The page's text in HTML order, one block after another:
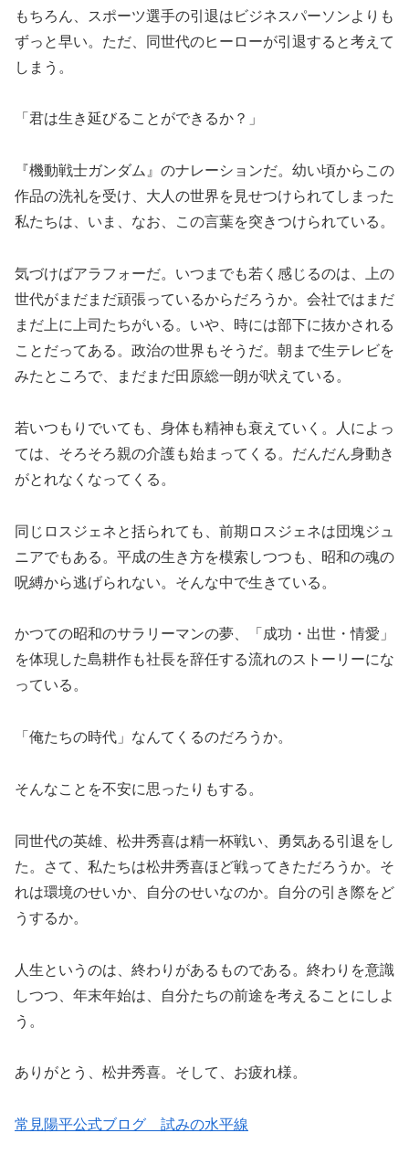
もちろん、スポーツ選手の引退はビジネスパーソンよりも
ずっと早い。ただ、同世代のヒーローが引退すると考えて
しまう。
「君は生き延びることができるか？」
『機動戦士ガンダム』のナレーションだ。幼い頃からこの
作品の洗礼を受け、大人の世界を見せつけられてしまった
私たちは、いま、なお、この言葉を突きつけられている。
気づけばアラフォーだ。いつまでも若く感じるのは、上の
世代がまだまだ頑張っているからだろうか。会社ではまだ
まだ上に上司たちがいる。いや、時には部下に抜かされる
ことだってある。政治の世界もそうだ。朝まで生テレビを
みたところで、まだまだ田原総一朗が吠えている。
若いつもりでいても、身体も精神も衰えていく。人によっ
ては、そろそろ親の介護も始まってくる。だんだん身動き
がとれなくなってくる。
同じロスジェネと括られても、前期ロスジェネは団塊ジュ
ニアでもある。平成の生き方を模索しつつも、昭和の魂の
呪縛から逃げられない。そんな中で生きている。
かつての昭和のサラリーマンの夢、「成功・出世・情愛」
を体現した島耕作も社長を辞任する流れのストーリーにな
っている。
「俺たちの時代」なんてくるのだろうか。
そんなことを不安に思ったりもする。
同世代の英雄、松井秀喜は精一杯戦い、勇気ある引退をし
た。さて、私たちは松井秀喜ほど戦ってきただろうか。そ
れは環境のせいか、自分のせいなのか。自分の引き際をど
うするか。
人生というのは、終わりがあるものである。終わりを意識
しつつ、年末年始は、自分たちの前途を考えることにしよ
う。
ありがとう、松井秀喜。そして、お疲れ様。
常見陽平公式ブログ 試みの水平線